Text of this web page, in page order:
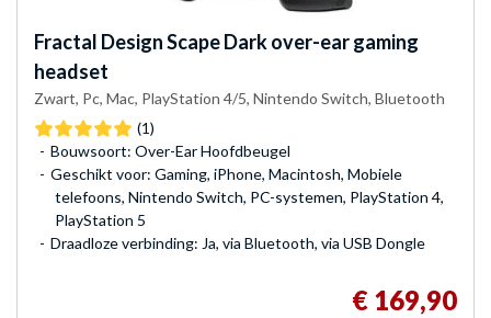
Fractal DesignScape Dark over-ear gaming
headset
Zwart, Pc, Mac, PlayStation 4/5, Nintendo Switch, Bluetooth
(1)
Bouwsoort: Over-Ear Hoofdbeugel
Geschikt voor: Gaming, iPhone, Macintosh, Mobiele
telefoons, Nintendo Switch, PC-systemen, PlayStation 4,
PlayStation 5
Draadloze verbinding: Ja, via Bluetooth, via USB Dongle
€ 169,90